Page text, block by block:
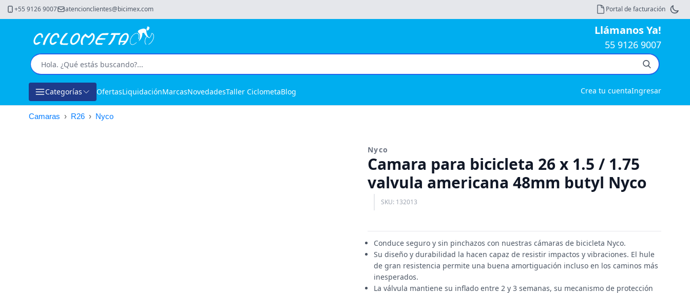
+55 9126 9007 atencionclientes@bicimex.com Portal de facturación
Llámanos Ya!
55 9126 9007
Categorías OfertasLiquidaciónMarcasNovedadesTaller CiclometaBlog Crea tu cuentaIngresar
Camaras › R26 › Nyco
Nyco
Camara para bicicleta 26 x 1.5 / 1.75
valvula americana 48mm butyl Nyco
SKU: 132013
Conduce seguro y sin pinchazos con nuestras cámaras de bicicleta Nyco.
Su diseño y durabilidad la hacen capaz de resistir impactos y vibraciones. El hule
de gran resistencia permite una buena amortiguación incluso en los caminos más
inesperados.
La válvula mantiene su inflado entre 2 y 3 semanas, su mecanismo de protección